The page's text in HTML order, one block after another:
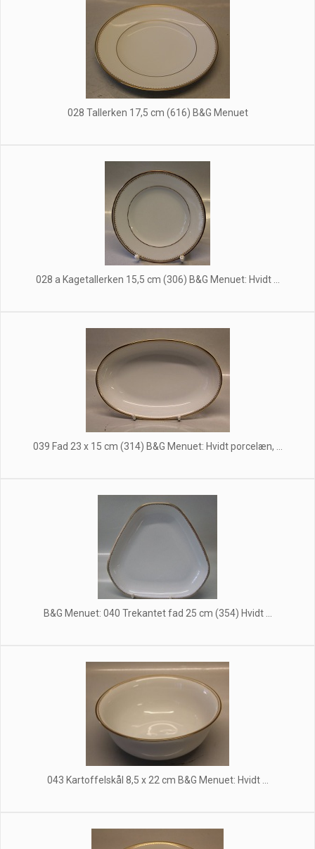
028 Tallerken 17,5 cm (616) B&G Menuet
028 a Kagetallerken 15,5 cm (306) B&G Menuet: Hvidt ...
039 Fad 23 x 15 cm (314) B&G Menuet: Hvidt porcelæn, ...
B&G Menuet: 040 Trekantet fad 25 cm (354) Hvidt ...
043 Kartoffelskål 8,5 x 22 cm B&G Menuet: Hvidt ...